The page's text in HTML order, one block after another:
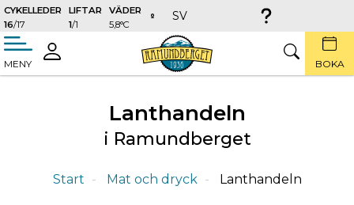
CYKELLEDER
16/17
LIFTAR
1/1
VÄDER
5,8°C
SV
MENY
LOGGA
IN
SÖK BOKA
Lanthandeln
i Ramundberget
Start Mat och dryck Lanthandeln